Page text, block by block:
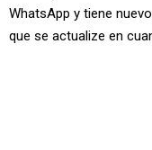
WhatsApp y tiene
que se actualize en